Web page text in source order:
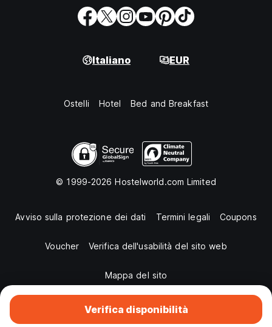
Verifica disponibilità
Italiano EUR
Ostelli Hotel Bed and Breakfast
© 1999-2026 Hostelworld.com Limited
Avviso sulla protezione dei dati Termini legali Coupons
Voucher Verifica dell'usabilità del sito web
Mappa del sito